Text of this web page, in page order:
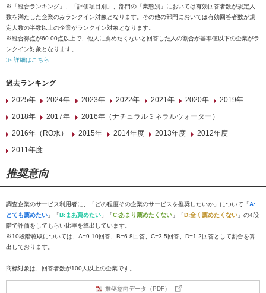
※「総合ランキング」、「評価項目別」、部門の「業態別」においては有効回答者数が規定人
数を満たした企業のみランクイン対象となります。その他の部門においては有効回答者数が規
定人数の半数以上の企業がランクイン対象となります。
※総合得点が60.00点以上で、他人に薦めたくないと回答した人の割合が基準値以下の企業がラ
ンクイン対象となります。
≫ 詳細はこちら
過去ランキング
2025年
2024年 2023年 2022年 2021年 2020年
2019年
2018年
2017年
2016年（ナチュラルミネラルウォーター）
2016年（RO水）
2015年 2014年度 2013年度
2012年度
2011年度
推奨意向
調査企業のサービス利用者に、「どの程度その企業のサービスを推奨したいか」について「A:
とても薦めたい 」「B:まあ薦めたい 」「C:あまり薦めたくない 」「D:全く薦めたくない 」の4段
階で評価をしてもらい比率を算出しています。
※10段階聴取については、A=9-10回答、B=6-8回答、C=3-5回答、D=1-2回答として割合を算
出しております。
商標対象は、回答者数が100人以上の企業です。
推奨意向データ（PDF）